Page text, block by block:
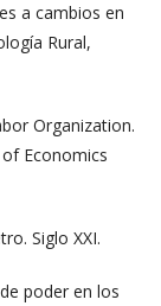
a cambios en
Rural,
Organization.
Economics
Siglo XXI.
poder en los